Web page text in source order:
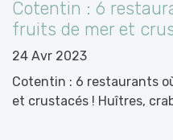
Cotentin : 6
fruits de mer et
24 Avr 2023
Cotentin : 6 restaurants
et crustacés ! Huîtres,